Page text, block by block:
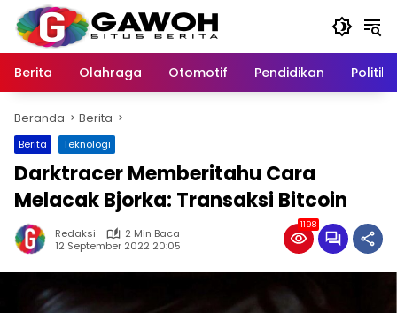
Langsung
konten
Berita
Olahraga Otomotif Pendidikan Politik
Beranda Berita
Berita Teknologi
Darktracer Memberitahu Cara
Melacak Bjorka: Transaksi Bitcoin
Redaksi
2 Min Baca
12 September 2022 20:05
1198